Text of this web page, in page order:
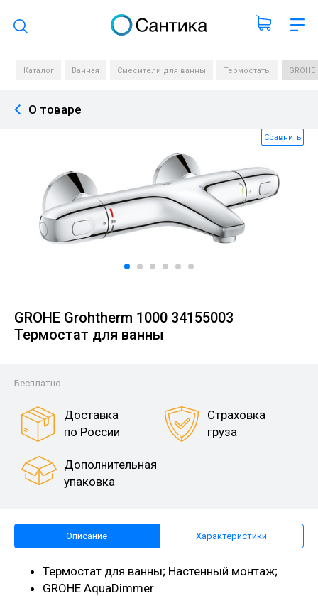
Поиск по каталогу
Каталог Ванная Смесители для ванны Термостаты
О товаре
Сравнить
GROHE Grohtherm 1000 34155003
Термостат для ванны
Бесплатно
Доставка
по России
Страховка
груза
Дополнительная
упаковка
Описание Характеристики
Термостат для ванны; Настенный монтаж;
GROHE AquaDimmer